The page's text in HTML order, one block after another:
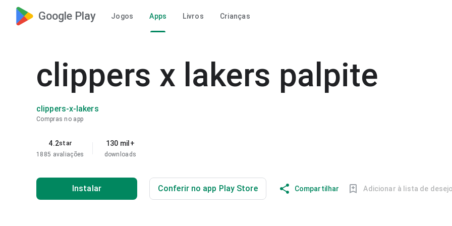
Google Play Jogos Apps Livros Crianças
clippers x lakers palpite
clippers-x-lakers
Compras no app
4.2star
1885 avaliações
130 mil+
downloads
Instalar Conferir no app Play Store Compartilhar Adicionar à lista de